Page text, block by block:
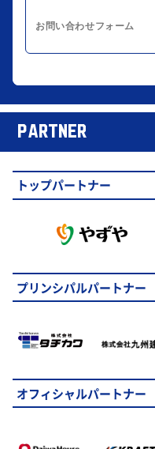
お問い合わせフォーム
PARTNER
トップパートナー
プリンシパルパートナー
オフィシャルパートナー